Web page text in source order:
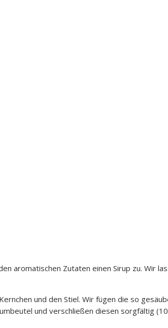
aromatischen Zutaten einen Sirup zu. Wir
und den Stiel. Wir fügen die so
und verschließen diesen sorgfältig